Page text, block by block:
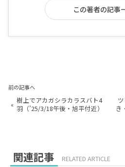
この著者の記事
前の記事へ
« 樹上でアカガシラカラスバト4
羽（’25/3/18午後・旭平付近）
き
関連記事 RELATED ARTICLE